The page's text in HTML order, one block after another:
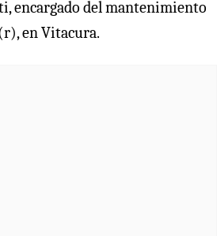
encargado del mantenimiento
en Vitacura.